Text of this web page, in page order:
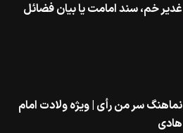
غدیر خم، سند امامت یا بیان فضائل
نماهنگ سر من رأی | ویژه ولادت امام
هادی